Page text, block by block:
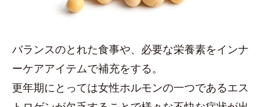
バランスのとれた食事や、必要な栄養素をインナ
ーケアアイテムで補充をする。
更年期にとっては女性ホルモンの一つであるエス